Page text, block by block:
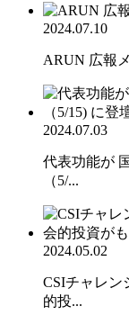
2024.07.10
ARUN 広報
2024.07.03
代表功能が
（5/...
2024.05.02
CSIチャレン
的投...